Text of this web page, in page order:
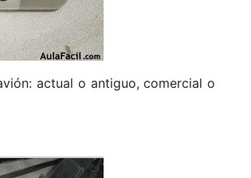
actual o antiguo, comercial o